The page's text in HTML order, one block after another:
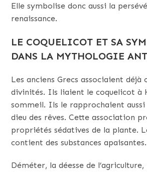
Elle symbolise donc aussi la
renaissance.
LE COQUELICOT ET SA
DANS LA MYTHOLOGIE
Les anciens Grecs associaient déjà
divinités. Ils liaient le coquelicot à
sommeil. Ils le rapprochaient aussi
dieu des rêves. Cette association
propriétés sédatives de la plante.
contient des substances apaisantes.
Déméter, la déesse de